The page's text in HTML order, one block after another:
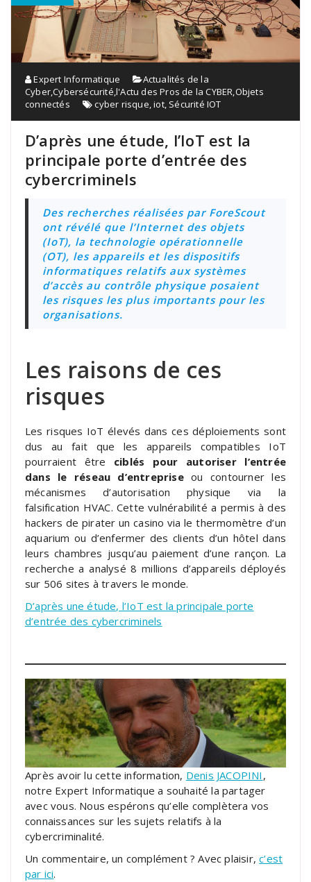
Expert Informatique
Actualités de la
Cyber,Cybersécurité,l'Actu des Pros de la CYBER,Objets
connectés
cyber risque,iot, Sécurité IOT
D’après une étude, l’IoT est la
principale porte d’entrée des
cybercriminels
Des recherches réalisées par ForeScout
ont révélé que l’Internet des objets
(IoT), la technologie opérationnelle
(OT), les appareils et les dispositifs
informatiques relatifs aux systèmes
d’accès au contrôle physique posaient
les risques les plus importants pour les
organisations.
Les raisons de ces
risques
Les risques IoT élevés dans ces déploiements sont
dus au fait que les appareils compatibles IoT
pourraient être ciblés pour autoriser l’entrée
dans le réseau d’entrepriseou contourner les
mécanismes d’autorisation physique via la
falsification HVAC. Cette vulnérabilité a permis à des
hackers de pirater un casino via le thermomètre d’un
aquarium ou d’enfermer des clients d’un hôtel dans
leurs chambres jusqu’au paiement d’une rançon. La
recherche a analysé 8 millions d’appareils déployés
sur 506 sites à travers le monde.
D’après une étude, l’IoT est la principale porte
d’entrée des cybercriminels
Après avoir lu cette information, Denis JACOPINI ,
notre Expert Informatique a souhaité la partager
avec vous. Nous espérons qu’elle complètera vos
connaissances sur les sujets relatifs à la
cybercriminalité.
Un commentaire, un complément ? Avec plaisir,c’est
par ici.